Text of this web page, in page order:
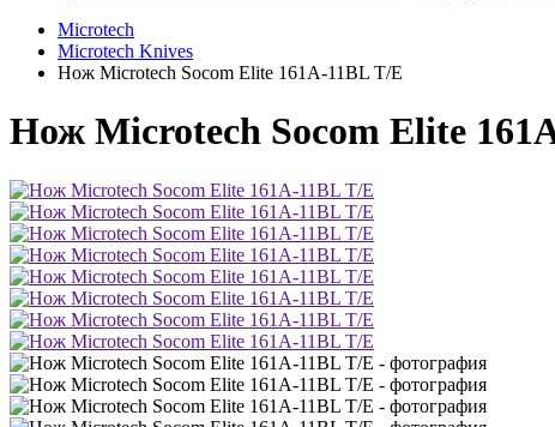
Microtech
Microtech Knives
Нож Microtech Socom Elite 161A-11BL T/E
Нож Microtech Socom Elite